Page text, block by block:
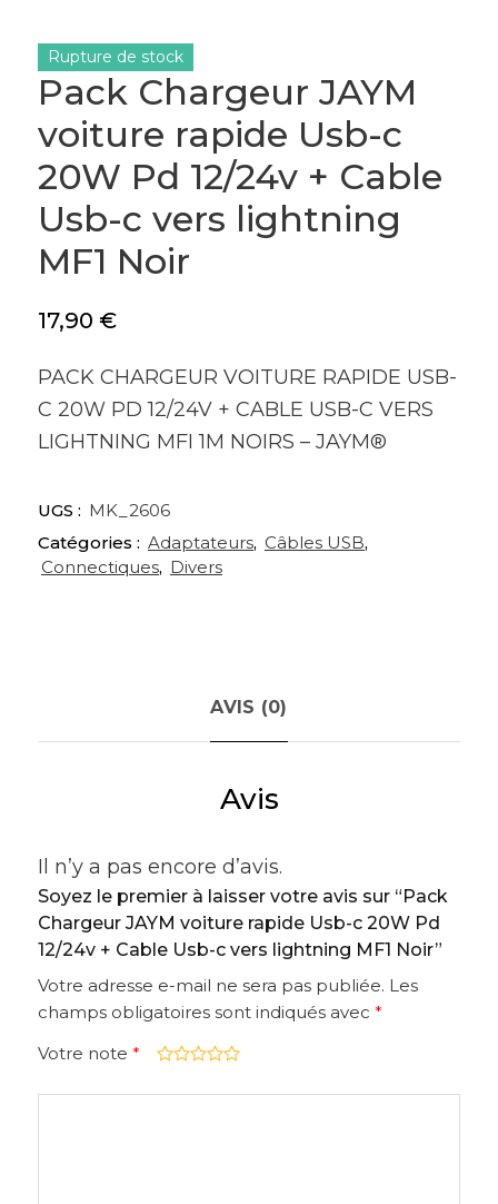
Pack Chargeur JAYM
voiture rapide Usb-c
20W Pd 12/24v + Cable
Usb-c vers lightning
MF1 Noir
17,90 €
PACK CHARGEUR VOITURE RAPIDE USB-
C 20W PD 12/24V + CABLE USB-C VERS
LIGHTNING MFI 1M NOIRS – JAYM®
Rupture de stock
UGS : MK_2606
Catégories : Adaptateurs, Câbles USB,
Connectiques, Divers
AVIS (0)
Avis
Il n’y a pas encore d’avis.
Soyez le premier à laisser votre avis sur “Pack
Chargeur JAYM voiture rapide Usb-c 20W Pd
12/24v + Cable Usb-c vers lightning MF1 Noir”
Votre adresse e-mail ne sera pas publiée. Les
champs obligatoires sont indiqués avec *
Votre note *